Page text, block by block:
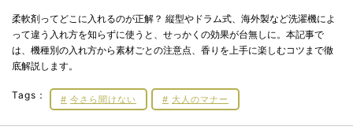
柔軟剤ってどこに入れるのが正解？ 縦型やドラム式、海外製など洗濯機によ
って違う入れ方を知らずに使うと、せっかくの効果が台無しに。本記事で
は、機種別の入れ方から素材ごとの注意点、香りを上手に楽しむコツまで徹
底解説します。
Tags： 今さら聞けない 大人のマナー